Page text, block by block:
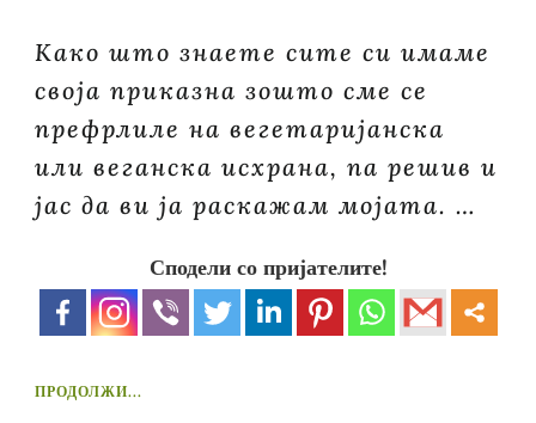
Како што знаете сите си имаме
своја приказна зошто сме се
префрлиле на вегетаријанска
или веганска исхрана, па решив и
јас да ви ја раскажам мојата. …
Сподели со пријателите!
ПРОДОЛЖИ...